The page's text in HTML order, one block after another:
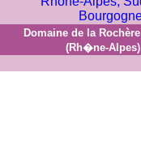
Domaine de la Rochère
(Rh�ne-Alpes)